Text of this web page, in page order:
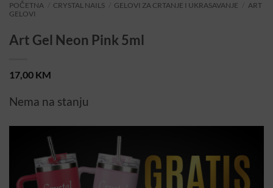
POČETNA CRYSTAL NAILS GELOVI ZA CRTANJE I UKRASAVANJE
ART
GELOVI
Art Gel Neon Pink 5ml
17,00 KM
Nema na stanju